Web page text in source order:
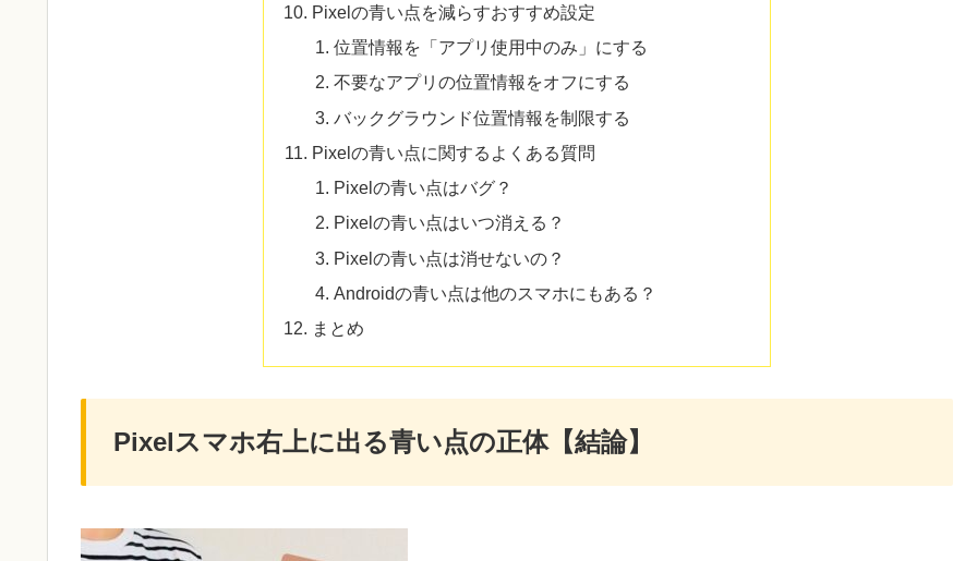
Pixelの青い点を減らすおすすめ設定
位置情報を「アプリ使用中のみ」にする
不要なアプリの位置情報をオフにする
バックグラウンド位置情報を制限する
Pixelの青い点に関するよくある質問
Pixelの青い点はバグ？
Pixelの青い点はいつ消える？
Pixelの青い点は消せないの？
Androidの青い点は他のスマホにもある？
まとめ
Pixelスマホ右上に出る青い点の正体【結論】